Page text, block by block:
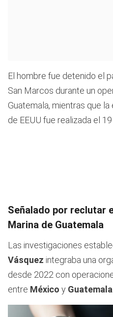
El hombre fue detenido el
San Marcos durante un
Guatemala, mientras que
de EEUU fue realizada el
Señalado por reclutar
Marina de Guatemala
Las investigaciones
Vásquez integraba una
desde 2022 con
entre México y Guatemala